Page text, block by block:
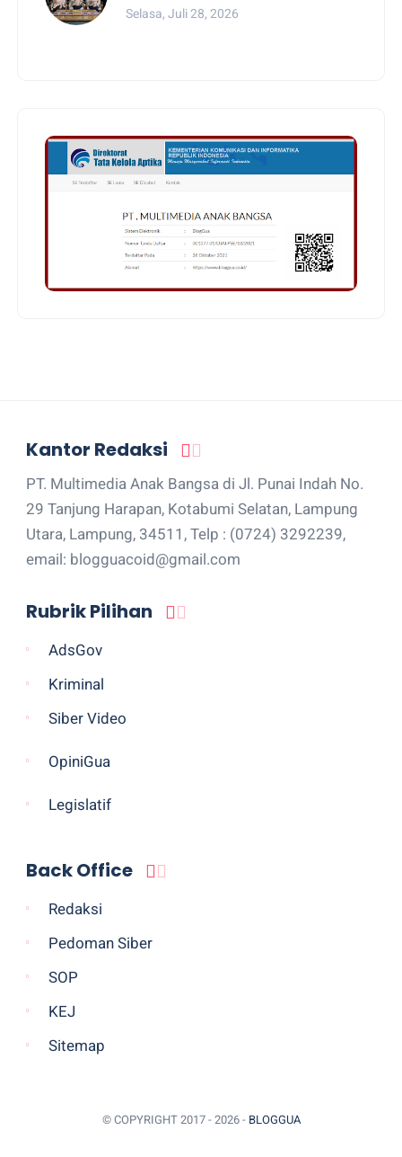
Selasa, Juli 28, 2026
Kantor Redaksi
PT. Multimedia Anak Bangsa di Jl. Punai Indah No.
29 Tanjung Harapan, Kotabumi Selatan, Lampung
Utara, Lampung, 34511, Telp : (0724) 3292239,
email: blogguacoid@gmail.com
Rubrik Pilihan
AdsGov
Kriminal
Siber Video
OpiniGua
Legislatif
Back Office
Redaksi
Pedoman Siber
SOP
KEJ
Sitemap
© COPYRIGHT 2017 - 2026 - BLOGGUA